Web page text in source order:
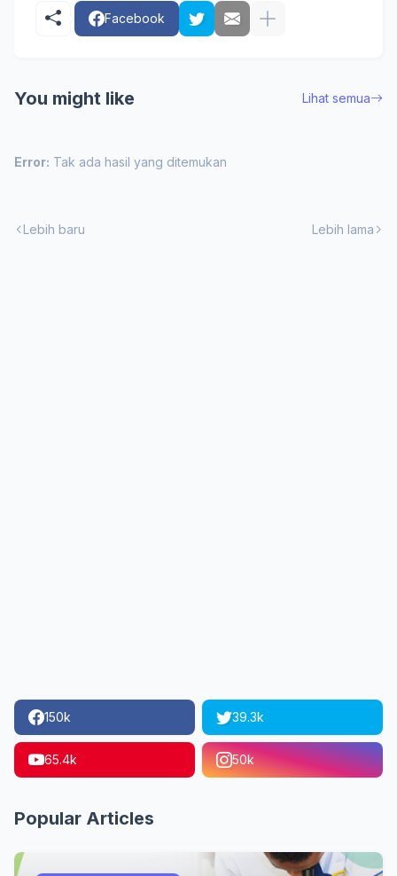
Facebook
You might like Lihat semua
Error: Tak ada hasil yang ditemukan
Lebih baru Lebih lama
150k 39.3k
65.4k 50k
Popular Articles